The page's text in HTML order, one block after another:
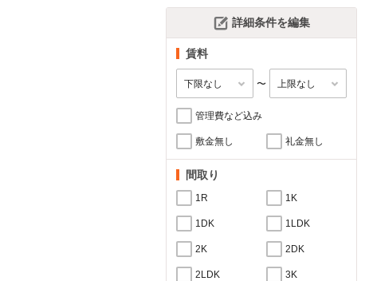
詳細条件を編集
賃料
〜
管理費など込み
敷金無し 礼金無し
間取り
1R 1K
1DK 1LDK
2K 2DK
2LDK 3K